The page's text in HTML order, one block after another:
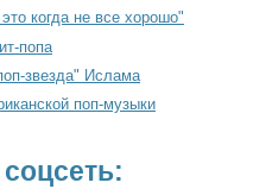
когда не все хорошо"
попа
звезда" Ислама
поп-музыки